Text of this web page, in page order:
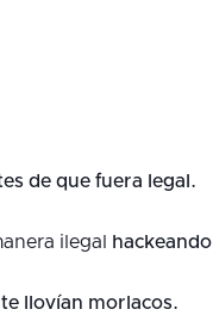
de que fuera legal.
ilegal
te llovían morlacos.